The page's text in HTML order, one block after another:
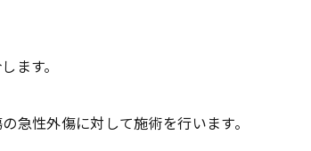
ます。
急性外傷に対して施術を行います。